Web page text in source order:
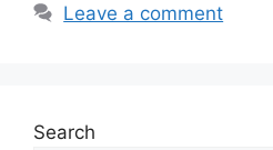
Leave a comment
Search